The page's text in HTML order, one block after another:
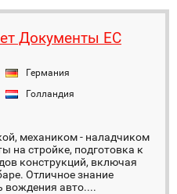
Документы ЕС
Германия
Голландия
механиком - наладчиком
на стройке, подготовка к
конструкций, включая
Отличное знание
вождения авто....